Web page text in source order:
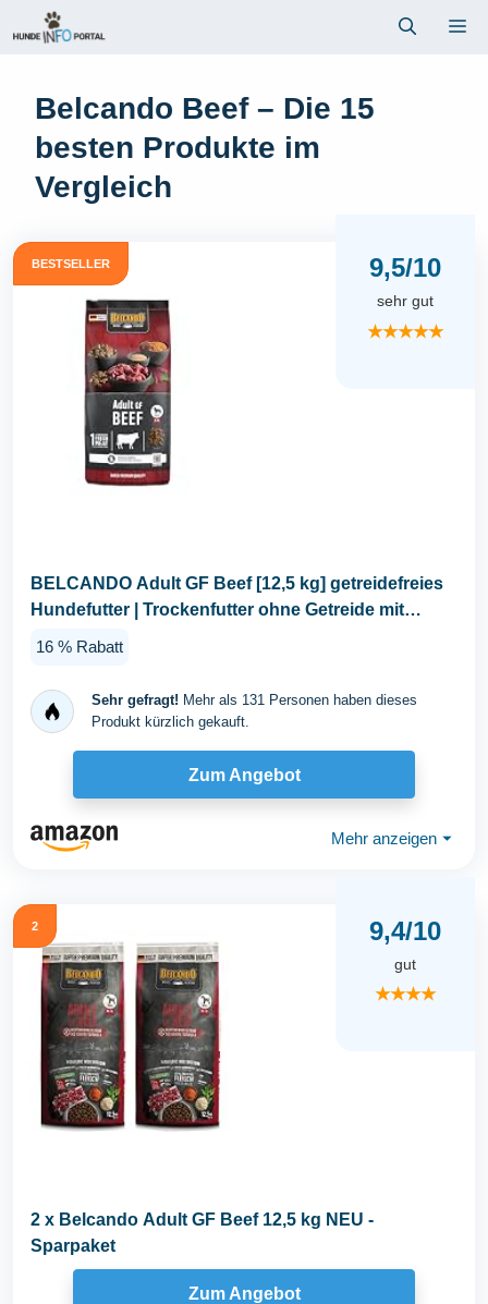
Inhalt
Belcando Beef – Die 15
besten Produkte im
Vergleich
BESTSELLER 9,5/10
sehr gut
★★★★★
BELCANDO Adult GF Beef [12,5 kg] getreidefreies
Hundefutter | Trockenfutter ohne Getreide mit
16 % Rabatt
Sehr gefragt! Mehr als 131 Personen haben dieses
Produkt kürzlich gekauft.
Zum Angebot
Mehr anzeigen ⏷
2 9,4/10
gut
★★★★
2 x Belcando Adult GF Beef 12,5 kg NEU -
Sparpaket
Zum Angebot